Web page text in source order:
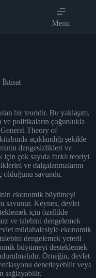
Menu
İktisat
bir teoridir. Bu yaklaşım,
ve politikaların çoğunlukla
General Theory of
açıklandığı şekilde
dengesizlikleri ve
için çok sayıda farklı teoriyi
ve dalgalanmalarını
olduğunu savundu.
ekonomik büyümeyi
savunur. Keynes, devlet
için özellikle
ve talebini dengelemek
müdahalesiyle ekonomik
dengelemek yeterli
büyümeyi desteklemek
Örneğin, devlet
denetleyebilir veya
sağlayabilir.